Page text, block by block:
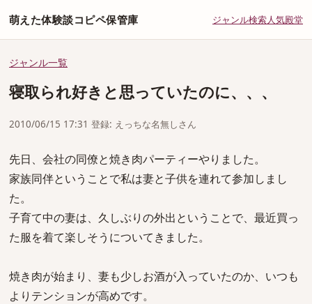
萌えた体験談コピペ保管庫 ジャンル検索人気殿堂
ジャンル一覧
寝取られ好きと思っていたのに、、、
2010/06/15 17:31 登録: えっちな名無しさん
先日、会社の同僚と焼き肉パーティーやりました。
家族同伴ということで私は妻と子供を連れて参加しまし
た。
子育て中の妻は、久しぶりの外出ということで、最近買っ
た服を着て楽しそうについてきました。
焼き肉が始まり、妻も少しお酒が入っていたのか、いつも
よりテンションが高めです。